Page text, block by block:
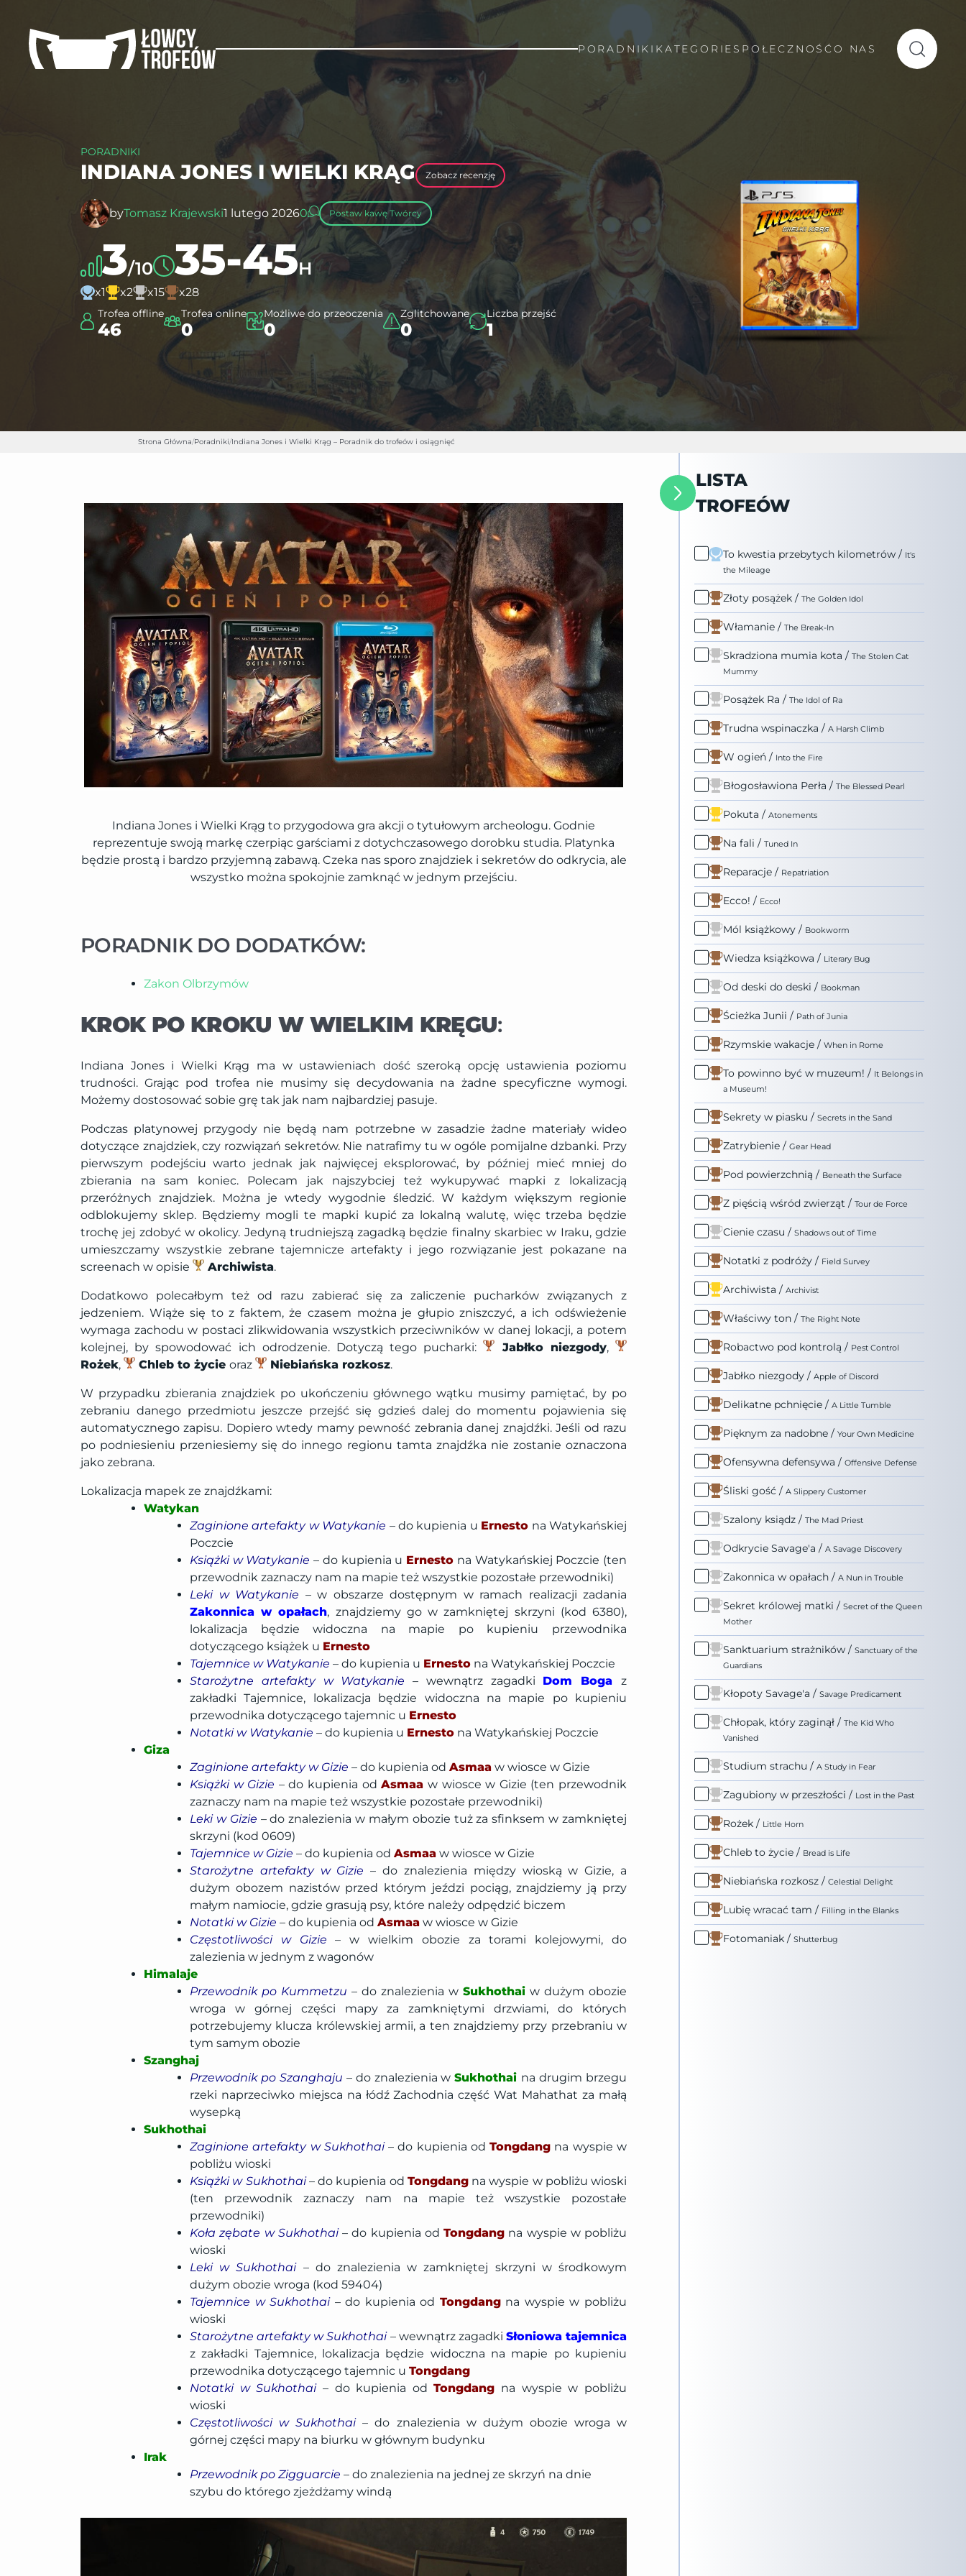
PORADNIKI KATEGORIESPOŁECZNOŚĆO NAS
PORADNIKI
INDIANA JONES I WIELKI KRĄG Zobacz recenzję
byTomasz Krajewski1 lutego 20260 Postaw kawę Twórcy
3/10 35-45H
x1 x2 x15 x28
Trofea offline
46
Trofea online
0
Możliwe do przeoczenia
0
Zglitchowane
0
Liczba przejść
1
Strona Główna/Poradniki/Indiana Jones i Wielki Krąg – Poradnik do trofeów i osiągnięć
Indiana Jones i Wielki Krąg to przygodowa gra akcji o tytułowym archeologu. Godnie
reprezentuje swoją markę czerpiąc garściami z dotychczasowego dorobku studia. Platynka
będzie prostą i bardzo przyjemną zabawą. Czeka nas sporo znajdziek i sekretów do odkrycia, ale
wszystko można spokojnie zamknąć w jednym przejściu.
PORADNIK DO DODATKÓW:
Zakon Olbrzymów
KROK PO KROKU W WIELKIM KRĘGU:
Indiana Jones i Wielki Krąg ma w ustawieniach dość szeroką opcję ustawienia poziomu
trudności. Grając pod trofea nie musimy się decydowania na żadne specyficzne wymogi.
Możemy dostosować sobie grę tak jak nam najbardziej pasuje.
Podczas platynowej przygody nie będą nam potrzebne w zasadzie żadne materiały wideo
dotyczące znajdziek, czy rozwiązań sekretów. Nie natrafimy tu w ogóle pomijalne dzbanki. Przy
pierwszym podejściu warto jednak jak najwięcej eksplorować, by później mieć mniej do
zbierania na sam koniec. Polecam jak najszybciej też wykupywać mapki z lokalizacją
przeróżnych znajdziek. Można je wtedy wygodnie śledzić. W każdym większym regionie
odblokujemy sklep. Będziemy mogli te mapki kupić za lokalną walutę, więc trzeba będzie
trochę jej zdobyć w okolicy. Jedyną trudniejszą zagadką będzie finalny skarbiec w Iraku, gdzie
umieszczamy wszystkie zebrane tajemnicze artefakty i jego rozwiązanie jest pokazane na
screenach w opisie
Archiwista.
Dodatkowo polecałbym też od razu zabierać się za zaliczenie pucharków związanych z
jedzeniem. Wiąże się to z faktem, że czasem można je głupio zniszczyć, a ich odświeżenie
wymaga zachodu w postaci zlikwidowania wszystkich przeciwników w danej lokacji, a potem
kolejnej, by spowodować ich odrodzenie. Dotyczą tego pucharki:
Jabłko niezgody,
Rożek, Chleb to życie oraz Niebiańska rozkosz.
W przypadku zbierania znajdziek po ukończeniu głównego wątku musimy pamiętać, by po
zebraniu danego przedmiotu jeszcze przejść się gdzieś dalej do momentu pojawienia się
automatycznego zapisu. Dopiero wtedy mamy pewność zebrania danej znajdźki. Jeśli od razu
po podniesieniu przeniesiemy się do innego regionu tamta znajdźka nie zostanie oznaczona
jako zebrana.
Lokalizacja mapek ze znajdźkami:
Watykan
Zaginione artefakty w Watykanie – do kupienia u Ernesto na Watykańskiej
Poczcie
Książki w Watykanie – do kupienia u Ernesto na Watykańskiej Poczcie (ten
przewodnik zaznaczy nam na mapie też wszystkie pozostałe przewodniki)
Leki w Watykanie – w obszarze dostępnym w ramach realizacji zadania
Zakonnica w opałach, znajdziemy go w zamkniętej skrzyni (kod 6380),
lokalizacja będzie widoczna na mapie po kupieniu przewodnika
dotyczącego książek u Ernesto
Tajemnice w Watykanie – do kupienia u Ernesto na Watykańskiej Poczcie
Starożytne artefakty w Watykanie – wewnątrz zagadki Dom Bogaz
zakładki Tajemnice, lokalizacja będzie widoczna na mapie po kupieniu
przewodnika dotyczącego tajemnic u Ernesto
Notatki w Watykanie – do kupienia u Ernesto na Watykańskiej Poczcie
Giza
Zaginione artefakty w Gizie – do kupienia od Asmaa w wiosce w Gizie
Książki w Gizie – do kupienia odAsmaa w wiosce w Gizie (ten przewodnik
zaznaczy nam na mapie też wszystkie pozostałe przewodniki)
Leki w Gizie – do znalezienia w małym obozie tuż za sfinksem w zamkniętej
skrzyni (kod 0609)
Tajemnice w Gizie – do kupienia od Asmaa w wiosce w Gizie
Starożytne artefakty w Gizie – do znalezienia między wioską w Gizie, a
dużym obozem nazistów przed którym jeździ pociąg, znajdziemy ją przy
małym namiocie, gdzie grasują psy, które należy odpędzić biczem
Notatki w Gizie – do kupienia od Asmaa w wiosce w Gizie
Częstotliwości w Gizie – w wielkim obozie za torami kolejowymi, do
zalezienia w jednym z wagonów
Himalaje
Przewodnik po Kummetzu – do znalezienia w Sukhothai w dużym obozie
wroga w górnej części mapy za zamkniętymi drzwiami, do których
potrzebujemy klucza królewskiej armii, a ten znajdziemy przy przebraniu w
tym samym obozie
Szanghaj
Przewodnik po Szanghaju – do znalezienia wSukhothai na drugim brzegu
rzeki naprzeciwko miejsca na łódź Zachodnia część Wat Mahathat za małą
wysepką
Sukhothai
Zaginione artefakty w Sukhothai– do kupienia odTongdang na wyspie w
pobliżu wioski
Książki w Sukhothai– do kupienia od Tongdangna wyspie w pobliżu wioski
(ten przewodnik zaznaczy nam na mapie też wszystkie pozostałe
przewodniki)
Koła zębate w Sukhothai– do kupienia od Tongdang na wyspie w pobliżu
wioski
Leki w Sukhothai – do znalezienia w zamkniętej skrzyni w środkowym
dużym obozie wroga (kod 59404)
Tajemnice w Sukhothai– do kupienia od Tongdangna wyspie w pobliżu
wioski
Starożytne artefakty w Sukhothai– wewnątrz zagadki Słoniowa tajemnica
z zakładki Tajemnice, lokalizacja będzie widoczna na mapie po kupieniu
przewodnika dotyczącego tajemnic u Tongdang
Notatki w Sukhothai– do kupienia odTongdang na wyspie w pobliżu
wioski
Częstotliwości w Sukhothai– do znalezienia w dużym obozie wroga w
górnej części mapy na biurku w głównym budynku
Irak
Przewodnik po Zigguarcie – do znalezienia na jednej ze skrzyń na dnie
szybu do którego zjeżdżamy windą
LISTA
TROFEÓW
To kwestia przebytych kilometrów / It's
the Mileage
Złoty posążek / The Golden Idol
Włamanie / The Break-In
Skradziona mumia kota / The Stolen Cat
Mummy
Posążek Ra / The Idol of Ra
Trudna wspinaczka / A Harsh Climb
W ogień / Into the Fire
Błogosławiona Perła / The Blessed Pearl
Pokuta / Atonements
Na fali / Tuned In
Reparacje / Repatriation
Ecco! / Ecco!
Mól książkowy / Bookworm
Wiedza książkowa / Literary Bug
Od deski do deski / Bookman
Ścieżka Junii / Path of Junia
Rzymskie wakacje / When in Rome
To powinno być w muzeum! / It Belongs in
a Museum!
Sekrety w piasku / Secrets in the Sand
Zatrybienie / Gear Head
Pod powierzchnią / Beneath the Surface
Z pięścią wśród zwierząt / Tour de Force
Cienie czasu / Shadows out of Time
Notatki z podróży / Field Survey
Archiwista / Archivist
Właściwy ton / The Right Note
Robactwo pod kontrolą / Pest Control
Jabłko niezgody / Apple of Discord
Delikatne pchnięcie / A Little Tumble
Pięknym za nadobne / Your Own Medicine
Ofensywna defensywa / Offensive Defense
Śliski gość / A Slippery Customer
Szalony ksiądz / The Mad Priest
Odkrycie Savage'a / A Savage Discovery
Zakonnica w opałach / A Nun in Trouble
Sekret królowej matki / Secret of the Queen
Mother
Sanktuarium strażników / Sanctuary of the
Guardians
Kłopoty Savage'a / Savage Predicament
Chłopak, który zaginął / The Kid Who
Vanished
Studium strachu / A Study in Fear
Zagubiony w przeszłości / Lost in the Past
Rożek / Little Horn
Chleb to życie / Bread is Life
Niebiańska rozkosz / Celestial Delight
Lubię wracać tam / Filling in the Blanks
Fotomaniak / Shutterbug